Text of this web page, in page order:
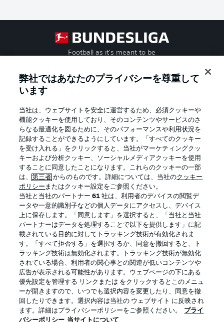
Football as it's meant to be
Official Partners
プライバシー・ポリシー 優先設定を管理する
利用条件 放送局
求人 選手
弊社ではあなたのプライバシーを尊重して
います
当社は、ウェブサイトを安全に運営するため、必須クッキーや
機能クッキーを使用しており、そのコンテンツやサービスのさ
らなる最適化を図るために、そのパフォーマンスや利用状況を
記録することができるようにしています。「すべてのクッキー
を受け入れる」をクリックすると、当社がマーケティングクッ
キーおよび分析クッキー、ソーシャルメディアクッキーを使用
することに同意したことになります。これらのクッキーの一部
は、第三者 からのものです。詳細については、当社のクッキー
ポリシー またはクッキー設定をご参照ください。
当社と当社のパートナー61 社は、利用者のデバイスの閲覧デ
ータや一意的識別子などの個人データにアクセスし、デバイス
上に保存します。「同意します」を選択すると、「当社と当社
パートナーはデータを処理することで以下を提供します」に記
載されている目的に対してトラッキング技術が有効化されま
す。「すべて拒否する」を選択するか、同意を撤回すると、ト
ラッキング技術は無効化されます。トラッキング技術が無効化
されている場合、利用者の関心事との関連が低いコンテンツや
広告が表示される可能性があります。ウェブページの下にある
優先設定を管理する リンクまたは をクリックするとこのメニュ
ーが開きますので、いつでも選択内容を変更したり、同意を撤
回したりできます。選択内容は当社の ウェブサイト に反映され
ます。詳細はプライバシーポリシーをご参照ください。
プライ
バシーポリシー 当サイトについて